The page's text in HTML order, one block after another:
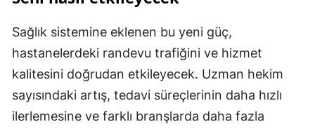
Sağlık sistemine eklenen bu yeni güç,
hastanelerdeki randevu trafiğini ve hizmet
kalitesini doğrudan etkileyecek. Uzman hekim
sayısındaki artış, tedavi süreçlerinin daha hızlı
ilerlemesine ve farklı branşlarda daha fazla